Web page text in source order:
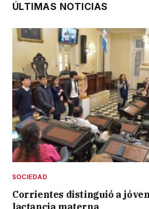
ÚLTIMAS NOTICIAS
SOCIEDAD
Corrientes distinguió a
lactancia materna